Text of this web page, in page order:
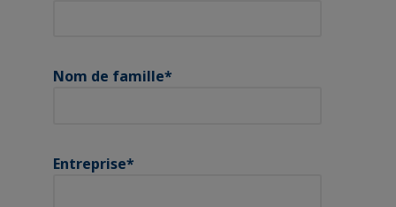
Nom de famille*
Entreprise*